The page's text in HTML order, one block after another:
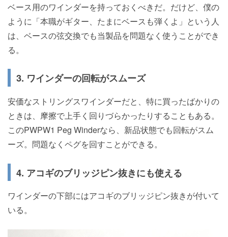
ベース用のワインダーを持っておくべきだ。だけど、僕の
ように「本職がギター、たまにベースも弾くよ」という人
は、ベースの弦交換でも当製品を問題なく使うことができ
る。
3. ワインダーの回転がスムーズ
安価なストリングスワインダーだと、特に買ったばかりの
ときは、摩擦で上手く回りづらかったりすることもある。
このPWPW1 Peg Winderなら、新品状態でも回転がスム
ーズ。問題なくペグを回すことができる。
4. アコギのブリッジピン抜きにも使える
ワインダーの下部にはアコギのブリッジピン抜きが付いて
いる。